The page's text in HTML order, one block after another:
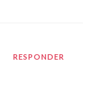
RESPONDER